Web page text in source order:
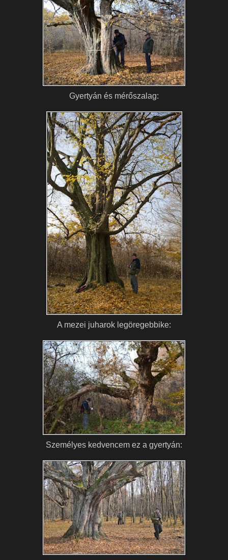
Gyertyán és mérőszalag:
A mezei juharok legöregebbike:
Személyes kedvencem ez a gyertyán: